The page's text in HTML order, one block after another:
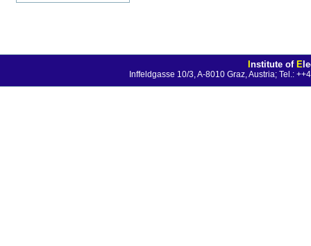
Institute of E
Inffeldgasse 10/3, A-8010 Graz, Austria; Tel.: